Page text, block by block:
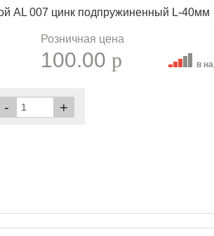
AL 007 цинк подпружиненный L-40мм
Розничная цена
100.00p в
- +